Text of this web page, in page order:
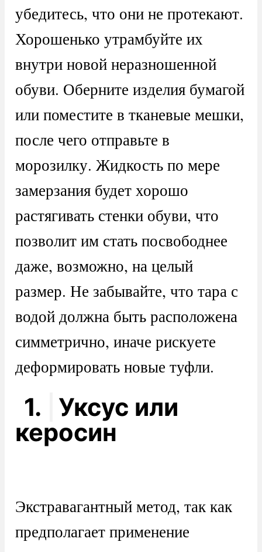
убедитесь, что они не протекают.
Хорошенько утрамбуйте их
внутри новой неразношенной
обуви. Оберните изделия бумагой
или поместите в тканевые мешки,
после чего отправьте в
морозилку. Жидкость по мере
замерзания будет хорошо
растягивать стенки обуви, что
позволит им стать посвободнее
даже, возможно, на целый
размер. Не забывайте, что тара с
водой должна быть расположена
симметрично, иначе рискуете
деформировать новые туфли.
1.
Уксус или
керосин
Экстравагантный метод, так как
предполагает применение